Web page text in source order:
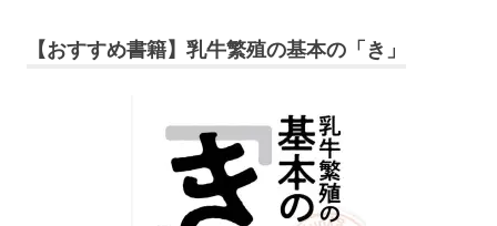
【おすすめ書籍】乳牛繁殖の基本の「き」